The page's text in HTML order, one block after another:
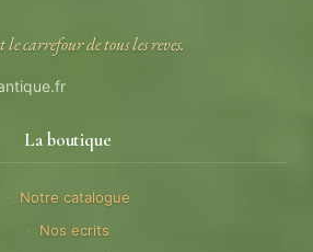
carrefour de tous les reves.
La boutique
Notre catalogue
Nos ecrits